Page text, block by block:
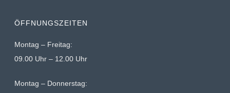
ÖFFNUNGSZEITEN
Montag – Freitag:
09.00 Uhr – 12.00 Uhr
Montag – Donnerstag: